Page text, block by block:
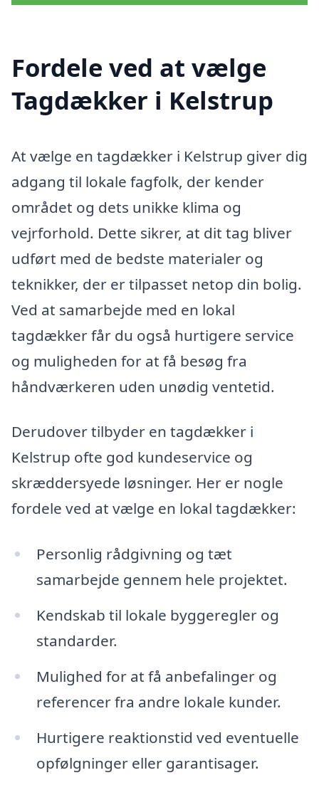
Fordele ved at vælge
Tagdækker i Kelstrup
At vælge en tagdækker i Kelstrup giver dig
adgang til lokale fagfolk, der kender
området og dets unikke klima og
vejrforhold. Dette sikrer, at dit tag bliver
udført med de bedste materialer og
teknikker, der er tilpasset netop din bolig.
Ved at samarbejde med en lokal
tagdækker får du også hurtigere service
og muligheden for at få besøg fra
håndværkeren uden unødig ventetid.
Derudover tilbyder en tagdækker i
Kelstrup ofte god kundeservice og
skræddersyede løsninger. Her er nogle
fordele ved at vælge en lokal tagdækker:
Personlig rådgivning og tæt
samarbejde gennem hele projektet.
Kendskab til lokale byggeregler og
standarder.
Mulighed for at få anbefalinger og
referencer fra andre lokale kunder.
Hurtigere reaktionstid ved eventuelle
opfølgninger eller garantisager.